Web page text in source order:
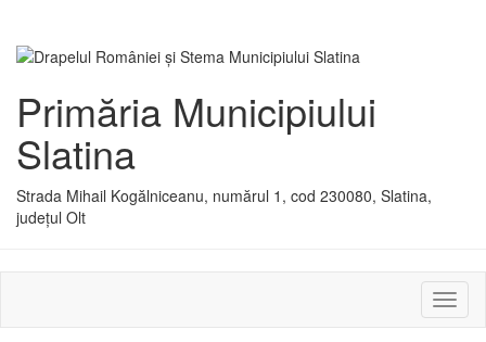
Primăria Municipiului
Slatina
Strada Mihail Kogălniceanu, numărul 1, cod 230080, Slatina,
județul Olt
sau